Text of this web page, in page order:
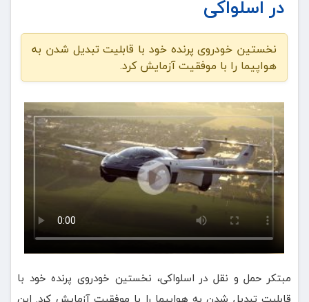
در اسلواکی
نخستین خودروی پرنده خود با قابلیت تبدیل شدن به
هواپیما را با موفقیت آزمایش کرد.
مبتکر حمل و نقل در اسلواکی، نخستین خودروی پرنده خود با